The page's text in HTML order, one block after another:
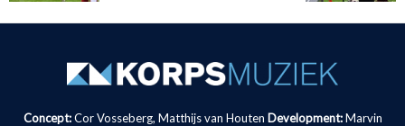
Concept:Cor Vosseberg, Matthijs van Houten Development: Marvin